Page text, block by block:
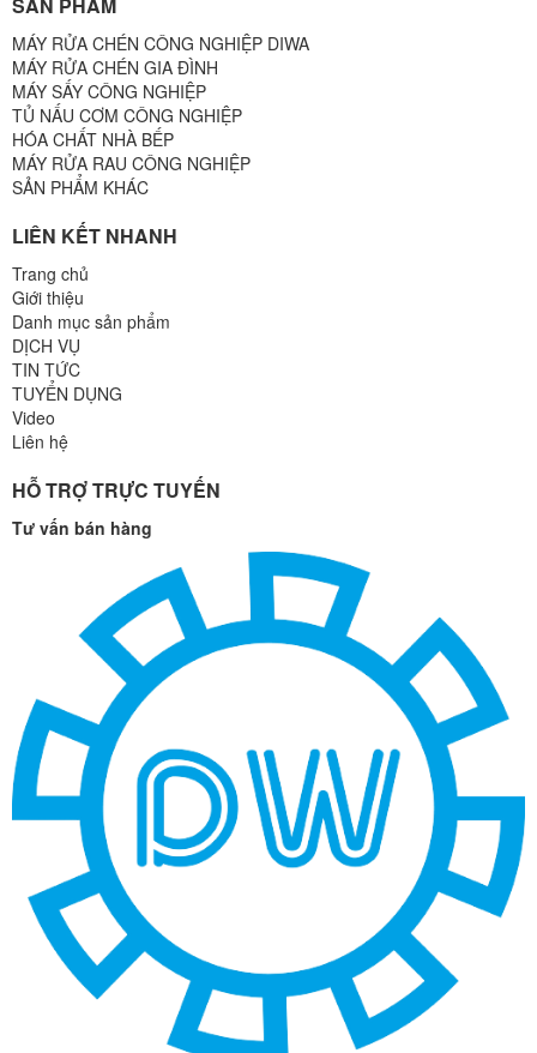
MÁY RỬA CHÉN CÔNG NGHIỆP DIWA
MÁY RỬA CHÉN GIA ĐÌNH
MÁY SẤY CÔNG NGHIỆP
TỦ NẤU CƠM CÔNG NGHIỆP
HÓA CHẤT NHÀ BẾP
MÁY RỬA RAU CÔNG NGHIỆP
SẢN PHẨM KHÁC
LIÊN KẾT NHANH
Trang chủ
Giới thiệu
Danh mục sản phẩm
DỊCH VỤ
TIN TỨC
TUYỂN DỤNG
Video
Liên hệ
HỖ TRỢ TRỰC TUYẾN
Tư vấn bán hàng